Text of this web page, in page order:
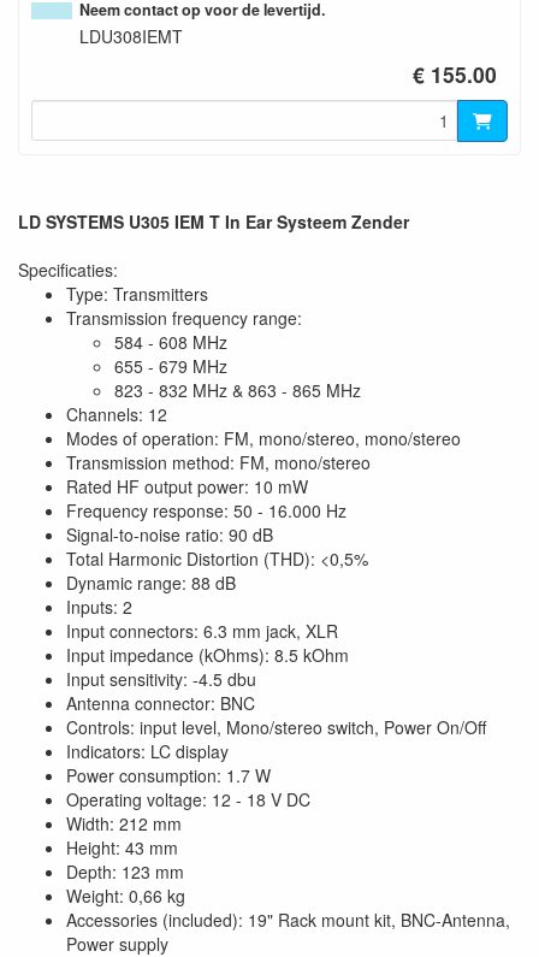
Neem contact op voor de levertijd.
LDU308IEMT
€ 155.00
LD SYSTEMS U305 IEM T In Ear Systeem Zender
Specificaties:
Type: Transmitters
Transmission frequency range:
584 - 608 MHz
655 - 679 MHz
823 - 832 MHz & 863 - 865 MHz
Channels: 12
Modes of operation: FM, mono/stereo, mono/stereo
Transmission method: FM, mono/stereo
Rated HF output power: 10 mW
Frequency response: 50 - 16.000 Hz
Signal-to-noise ratio: 90 dB
Total Harmonic Distortion (THD): <0,5%
Dynamic range: 88 dB
Inputs: 2
Input connectors: 6.3 mm jack, XLR
Input impedance (kOhms): 8.5 kOhm
Input sensitivity: -4.5 dbu
Antenna connector: BNC
Controls: input level, Mono/stereo switch, Power On/Off
Indicators: LC display
Power consumption: 1.7 W
Operating voltage: 12 - 18 V DC
Width: 212 mm
Height: 43 mm
Depth: 123 mm
Weight: 0,66 kg
Accessories (included): 19" Rack mount kit, BNC-Antenna,
Power supply